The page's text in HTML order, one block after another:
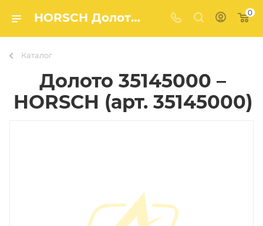
HORSCH Долото 35145000 (арт. 35145000) – купить в Агро-Мастер 0
Каталог
Долото 35145000 –
HORSCH (арт. 35145000)